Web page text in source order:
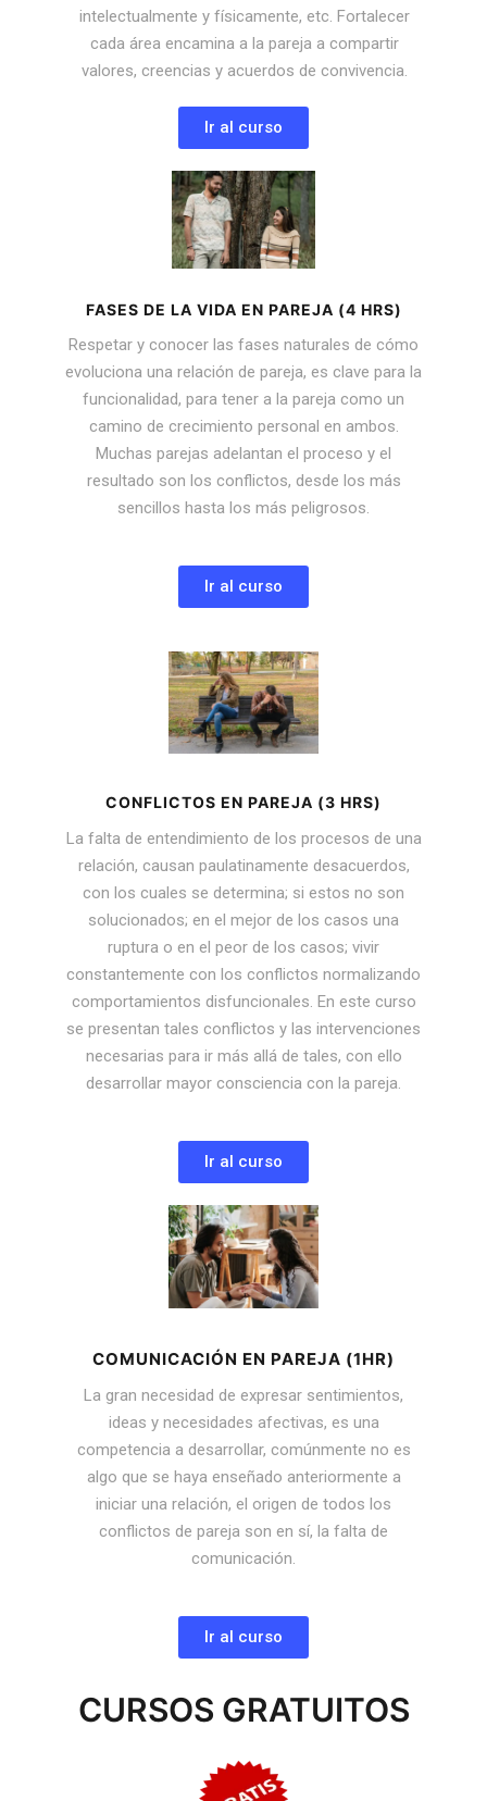
intelectualmente y físicamente, etc. Fortalecer
cada área encamina a la pareja a compartir
valores, creencias y acuerdos de convivencia.
Ir al curso
FASES DE LA VIDA EN PAREJA (4 HRS)
Respetar y conocer las fases naturales de cómo
evoluciona una relación de pareja, es clave para la
funcionalidad, para tener a la pareja como un
camino de crecimiento personal en ambos.
Muchas parejas adelantan el proceso y el
resultado son los conflictos, desde los más
sencillos hasta los más peligrosos.
Ir al curso
CONFLICTOS EN PAREJA (3 HRS)
La falta de entendimiento de los procesos de una
relación, causan paulatinamente desacuerdos,
con los cuales se determina; si estos no son
solucionados; en el mejor de los casos una
ruptura o en el peor de los casos; vivir
constantemente con los conflictos normalizando
comportamientos disfuncionales. En este curso
se presentan tales conflictos y las intervenciones
necesarias para ir más allá de tales, con ello
desarrollar mayor consciencia con la pareja.
Ir al curso
COMUNICACIÓN EN PAREJA (1HR)
La gran necesidad de expresar sentimientos,
ideas y necesidades afectivas, es una
competencia a desarrollar, comúnmente no es
algo que se haya enseñado anteriormente a
iniciar una relación, el origen de todos los
conflictos de pareja son en sí, la falta de
comunicación.
Ir al curso
CURSOS GRATUITOS